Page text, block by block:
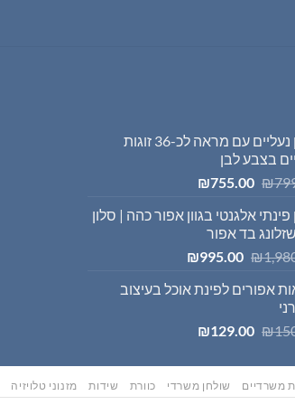
ארון נעליים עם מראה לכ-36 זוגות
בצבע לבן
₪ המחיר
היה:
₪799.00.
₪755.00
המחיר
הוא:
פינתי אלגנטי בגוון אפור כהה | סלון
בד אפור
₪ המחיר
היה:
₪995.00
המחיר
הוא:
אפורים לפינת אוכל בעיצוב
₪ המחיר
היה:
₪150.00.
₪129.00
המחיר
הוא:
₪129.00.
משרדיים שולחן משרדי כוורת שידות מזנוני טלויזיה